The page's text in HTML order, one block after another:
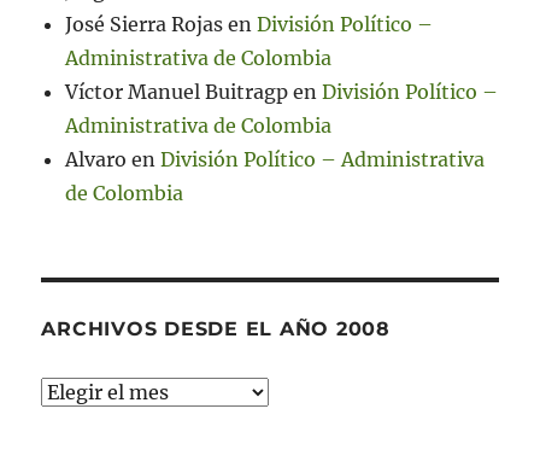
José Sierra Rojas enDivisión Político –
Administrativa de Colombia
Víctor Manuel Buitragp enDivisión Político –
Administrativa de Colombia
Alvaro enDivisión Político – Administrativa
de Colombia
ARCHIVOS DESDE EL AÑO 2008
Archivos